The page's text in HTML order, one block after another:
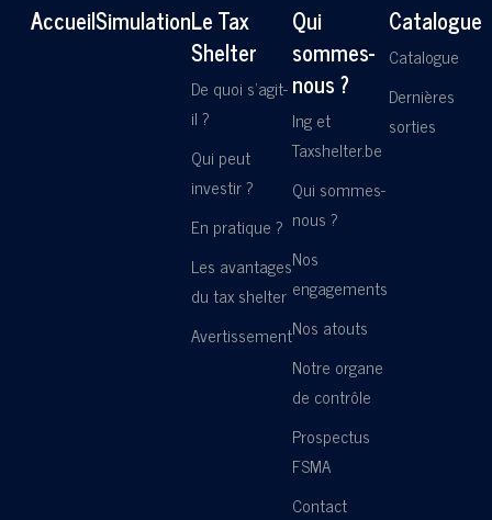
AccueilSimulationLe Tax
Shelter
De quoi s'agit-
il ?
Qui peut
investir ?
En pratique ?
Les avantages
du tax shelter
Avertissement
Qui
sommes-
nous ?
Ing et
Taxshelter.be
Qui sommes-
nous ?
Nos
engagements
Nos atouts
Notre organe
de contrôle
Prospectus
FSMA
Contact
Catalogue
Catalogue
Dernières
sorties